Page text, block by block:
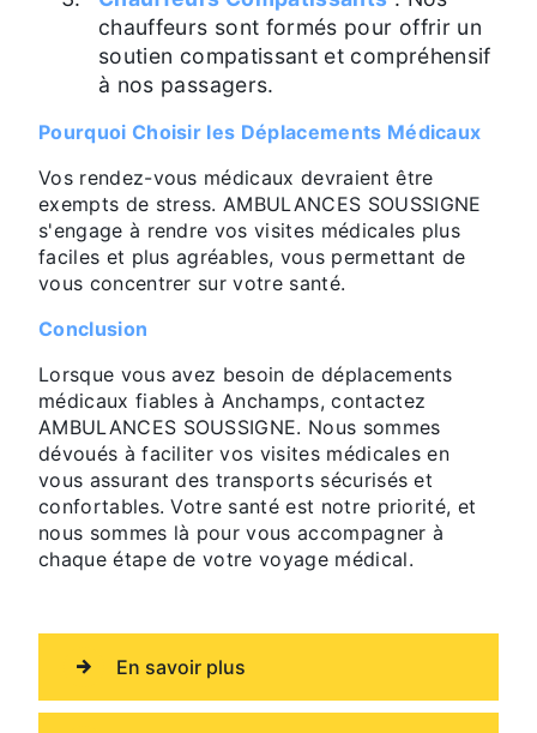
chauffeurs sont formés pour offrir un
soutien compatissant et compréhensif
à nos passagers.
Pourquoi Choisir les Déplacements Médicaux
Vos rendez-vous médicaux devraient être
exempts de stress. AMBULANCES SOUSSIGNE
s'engage à rendre vos visites médicales plus
faciles et plus agréables, vous permettant de
vous concentrer sur votre santé.
Conclusion
Lorsque vous avez besoin de déplacements
médicaux fiables à Anchamps, contactez
AMBULANCES SOUSSIGNE. Nous sommes
dévoués à faciliter vos visites médicales en
vous assurant des transports sécurisés et
confortables. Votre santé est notre priorité, et
nous sommes là pour vous accompagner à
chaque étape de votre voyage médical.
En savoir plus